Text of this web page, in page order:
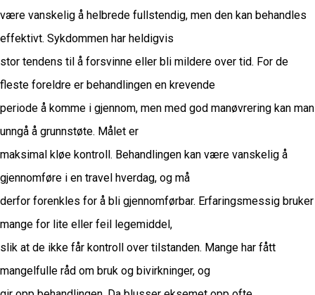
være vanskelig å helbrede fullstendig, men den kan behandles
effektivt. Sykdommen har heldigvis
stor tendens til å forsvinne eller bli mildere over tid. For de
fleste foreldre er behandlingen en krevende
periode å komme i gjennom, men med god manøvrering kan man
unngå å grunnstøte. Målet er
maksimal kløe kontroll. Behandlingen kan være vanskelig å
gjennomføre i en travel hverdag, og må
derfor forenkles for å bli gjennomførbar. Erfaringsmessig bruker
mange for lite eller feil legemiddel,
slik at de ikke får kontroll over tilstanden. Mange har fått
mangelfulle råd om bruk og bivirkninger, og